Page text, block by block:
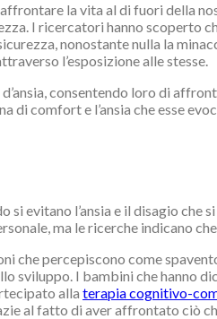
la vita al di fuori della
I ricercatori hanno scoperto
nonostante nulla la
l’esposizione alle stesse.
consentendo loro di
comfort e l’ansia che esse
evitano l’ansia e il disagio
ma le ricerche indicano che
che percepiscono come
I bambini che hanno
alla terapia cognitivo-
al fatto di aver affrontato ciò